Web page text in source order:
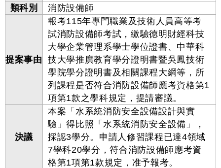
類科別
消防設備師
提案事由
報考115年專門職業及技術人員高等考
試消防設備師考試，繳驗徳明財經科技
大學企業管理系學士學位證書、中華科
技大學推廣教育學分證明書暨吳鳳技術
學院學分證明書及相關課程大綱等，所
列課程是否符合消防設備師應考資格第1
項第1款之學科規定，提請審議。
決議
本案「水系統消防安全設備設計與實
驗」得比照「水系統消防安全設備」，
採認3學分。申請人修習課程已達4領域
7學科20學分，符合消防設備師應考資
格第1項第1款規定，准予報考。